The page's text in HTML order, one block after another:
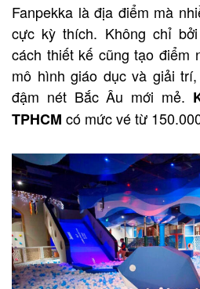
Fanpekka là địa điểm mà
cực kỳ thích. Không chỉ
cách thiết kế cũng tạo điểm
mô hình giáo dục và giải
đậm nét Bắc Âu mới mẻ.
TPHCM có mức vé từ